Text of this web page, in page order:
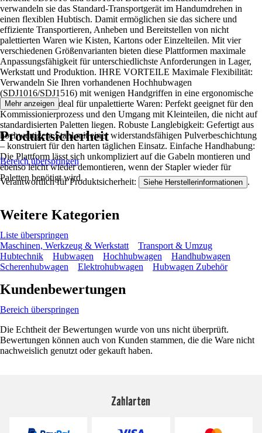
verwandeln sie das Standard-Transportgerät im Handumdrehen in
einen flexiblen Hubtisch. Damit ermöglichen sie das sichere und
effiziente Transportieren, Anheben und Bereitstellen von nicht
palettierten Waren wie Kisten, Kartons oder Einzelteilen. Mit vier
verschiedenen Größenvarianten bieten diese Plattformen maximale
Anpassungsfähigkeit für unterschiedlichste Anforderungen in Lager,
Werkstatt und Produktion. IHRE VORTEILE Maximale Flexibilität:
Verwandeln Sie Ihren vorhandenen Hochhubwagen
(SDJ1016/SDJ1516) mit wenigen Handgriffen in eine ergonomische
Arbeitsstation. Ideal für unpalettierte Waren: Perfekt geeignet für den
Kommissionierprozess und den Umgang mit Kleinteilen, die nicht auf
standardisierten Paletten liegen. Robuste Langlebigkeit: Gefertigt aus
hochwertigem Stahl mit einer widerstandsfähigen Pulverbeschichtung
– konstruiert für den harten täglichen Einsatz. Einfache Handhabung:
Die Plattform lässt sich unkompliziert auf die Gabeln montieren und
ebenso leicht wieder demontieren, wenn der Stapler wieder für
Paletten benötigt wird.
Mehr anzeigen
Produktsicherheit
Bereich überspringen
Verantwortlich für Produktsicherheit: Siehe Herstellerinformationen .
Weitere Kategorien
Liste überspringen
Maschinen, Werkzeug & Werkstatt
Transport & Umzug
Hubtechnik
Hubwagen Hochhubwagen
Handhubwagen
Scherenhubwagen
Elektrohubwagen Hubwagen Zubehör
Kundenbewertungen
Bereich überspringen
Die Echtheit der Bewertungen wurde von uns nicht überprüft.
Bewertungen können auch von Kunden stammen, die die Ware nicht
nachweislich genutzt oder gekauft haben.
Zahlarten